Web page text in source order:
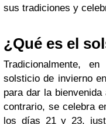
sus tradiciones y
¿Qué es el
Tradicionalmente,
solsticio de invierno
para dar la
contrario, se celebra
los días 21 y 23,